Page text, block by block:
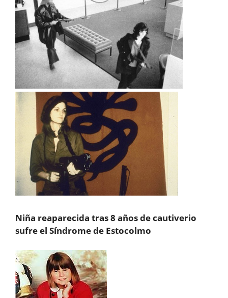
Niña reaparecida tras 8 años de cautiverio
sufre el Síndrome de Estocolmo